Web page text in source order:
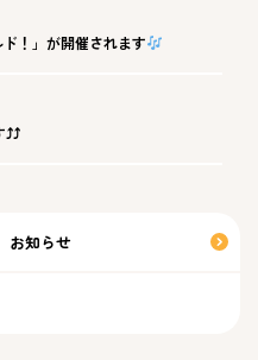
！」が開催されます
⤴⤴
お知らせ